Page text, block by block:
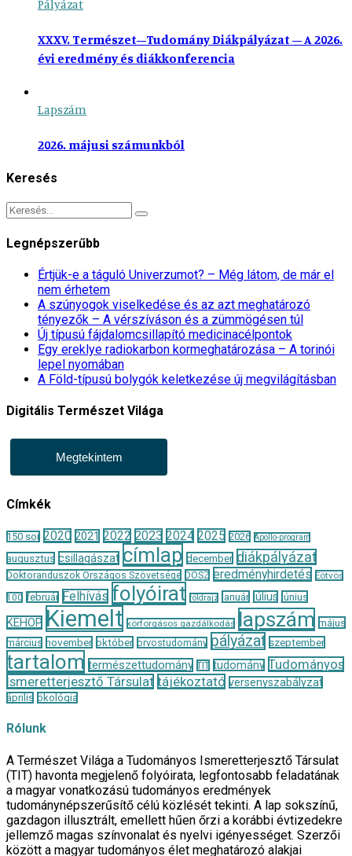
Pályázat
XXXV. Természet–Tudomány Diákpályázat – A 2026.
évi eredmény és diákkonferencia
Lapszám
2026. májusi számunkból
Keresés
Legnépszerűbb
Értjük-e a táguló Univerzumot? – Még látom, de már el
nem érhetem
A szúnyogok viselkedése és az azt meghatározó
tényezők – A vérszíváson és a zümmögésen túl
Új típusú fájdalomcsillapító medicinacélpontok
Egy ereklye radiokarbon kormeghatározása – A torinói
lepel nyomában
A Föld-típusú bolygók keletkezése új megvilágításban
Digitális Természet Világa
Megtekintem
Címkék
150 sor 2020 2021 2022 2023 2024 2025 2026 Apollo-program
augusztus csillagászat címlap december diákpályázat
Doktoranduszok Országos Szövetsége DOSZ eredményhirdetés Eötvös
100 február Felhívás folyóirat földrajz január július június
KEHOP Kiemelt körforgásos gazdálkodás lapszám május
március november október orvostudomány pályázat szeptember
tartalom természettudomány TIT tudomány Tudományos
Ismeretterjesztő Társulat tájékoztató versenyszabályzat
április ökológia
Rólunk
A Természet Világa a Tudományos Ismeretterjesztő Társulat
(TIT) havonta megjelenő folyóirata, legfontosabb feladatának
a magyar vonatkozású tudományos eredmények
tudománynépszerűsítő célú közlését tekinti. A lap sokszínű,
gazdagon illusztrált, emellett hűen őrzi a korábbi évtizedekre
jellemző magas színvonalat és nyelvi igényességet. Szerzői
között a magyar tudományos élet meghatározó alakjai